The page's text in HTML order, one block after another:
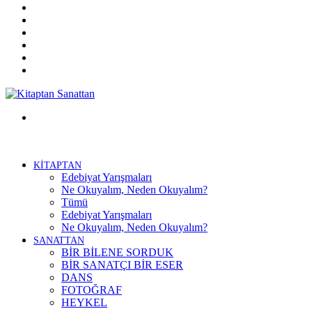
KİTAPTAN
Edebiyat Yarışmaları
Ne Okuyalım, Neden Okuyalım?
Tümü
Edebiyat Yarışmaları
Ne Okuyalım, Neden Okuyalım?
SANATTAN
BİR BİLENE SORDUK
BİR SANATÇI BİR ESER
DANS
FOTOĞRAF
HEYKEL